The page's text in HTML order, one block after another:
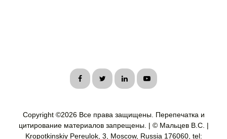
Copyright ©2026 Все права защищены. Перепечатка и
цитирование материалов запрещены. | © Мальцев В.С. |
Kropotkinskiy Pereulok, 3, Moscow, Russia 176060, tel: